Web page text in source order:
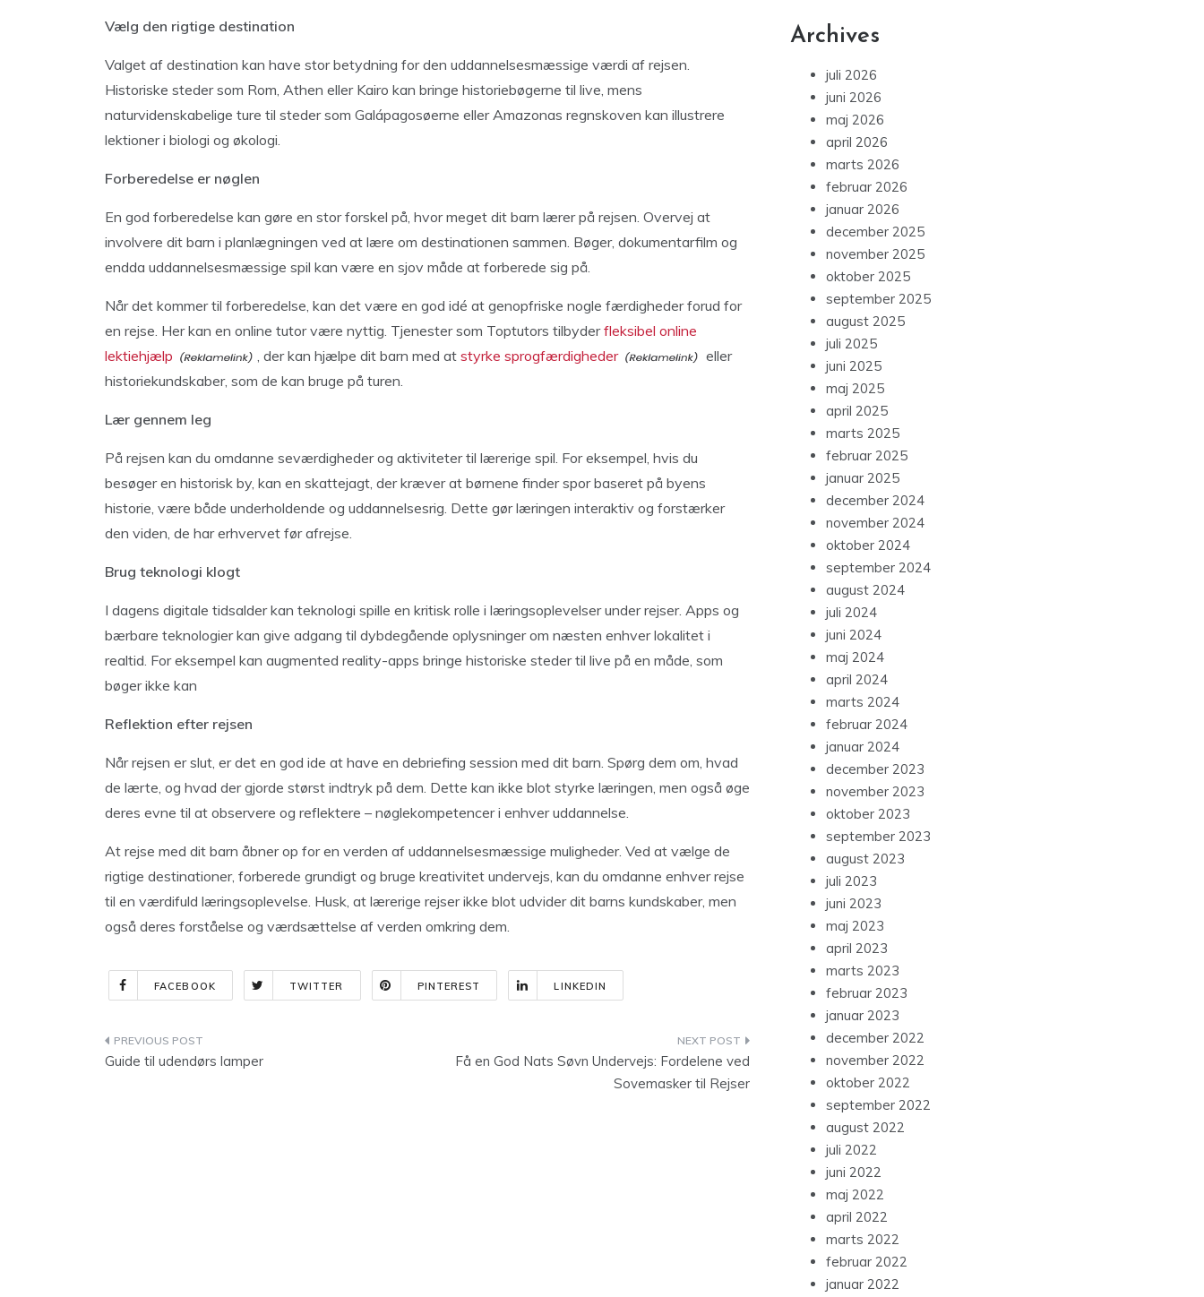
Vælg den rigtige destination
Valget af destination kan have stor betydning for den uddannelsesmæssige værdi af rejsen.
Historiske steder som Rom, Athen eller Kairo kan bringe historiebøgerne til live, mens
naturvidenskabelige ture til steder som Galápagosøerne eller Amazonas regnskoven kan illustrere
lektioner i biologi og økologi.
Forberedelse er nøglen
En god forberedelse kan gøre en stor forskel på, hvor meget dit barn lærer på rejsen. Overvej at
involvere dit barn i planlægningen ved at lære om destinationen sammen. Bøger, dokumentarfilm og
endda uddannelsesmæssige spil kan være en sjov måde at forberede sig på.
Når det kommer til forberedelse, kan det være en god idé at genopfriske nogle færdigheder forud for
en rejse. Her kan en online tutor være nyttig. Tjenester som Toptutors tilbyderfleksibel online
lektiehjælp
, der kan hjælpe dit barn med at styrke sprogfærdigheder
eller
historiekundskaber, som de kan bruge på turen.
Lær gennem leg
På rejsen kan du omdanne seværdigheder og aktiviteter til lærerige spil. For eksempel, hvis du
besøger en historisk by, kan en skattejagt, der kræver at børnene finder spor baseret på byens
historie, være både underholdende og uddannelsesrig. Dette gør læringen interaktiv og forstærker
den viden, de har erhvervet før afrejse.
Brug teknologi klogt
I dagens digitale tidsalder kan teknologi spille en kritisk rolle i læringsoplevelser under rejser. Apps og
bærbare teknologier kan give adgang til dybdegående oplysninger om næsten enhver lokalitet i
realtid. For eksempel kan augmented reality-apps bringe historiske steder til live på en måde, som
bøger ikke kan
Reflektion efter rejsen
Når rejsen er slut, er det en god ide at have en debriefing session med dit barn. Spørg dem om, hvad
de lærte, og hvad der gjorde størst indtryk på dem. Dette kan ikke blot styrke læringen, men også øge
deres evne til at observere og reflektere – nøglekompetencer i enhver uddannelse.
At rejse med dit barn åbner op for en verden af uddannelsesmæssige muligheder. Ved at vælge de
rigtige destinationer, forberede grundigt og bruge kreativitet undervejs, kan du omdanne enhver rejse
til en værdifuld læringsoplevelse. Husk, at lærerige rejser ikke blot udvider dit barns kundskaber, men
også deres forståelse og værdsættelse af verden omkring dem.
FACEBOOK TWITTER PINTEREST LINKEDIN
Indlægsnavigation
Guide til udendørs lamper
Få en God Nats Søvn Undervejs: Fordelene ved
Sovemasker til Rejser
Archives
juli 2026
juni 2026
maj 2026
april 2026
marts 2026
februar 2026
januar 2026
december 2025
november 2025
oktober 2025
september 2025
august 2025
juli 2025
juni 2025
maj 2025
april 2025
marts 2025
februar 2025
januar 2025
december 2024
november 2024
oktober 2024
september 2024
august 2024
juli 2024
juni 2024
maj 2024
april 2024
marts 2024
februar 2024
januar 2024
december 2023
november 2023
oktober 2023
september 2023
august 2023
juli 2023
juni 2023
maj 2023
april 2023
marts 2023
februar 2023
januar 2023
december 2022
november 2022
oktober 2022
september 2022
august 2022
juli 2022
juni 2022
maj 2022
april 2022
marts 2022
februar 2022
januar 2022